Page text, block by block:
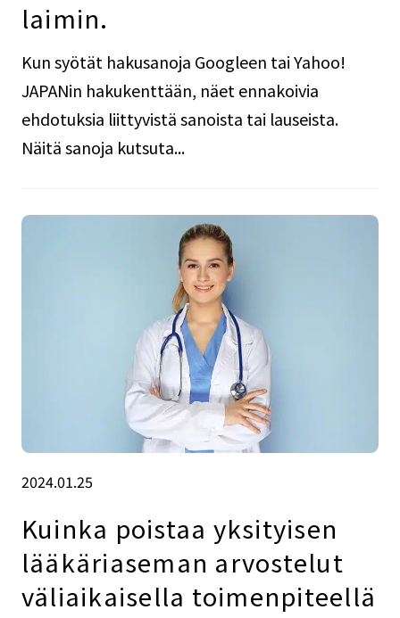
laimin.
Kun syötät hakusanoja Googleen tai Yahoo!
JAPANin hakukenttään, näet ennakoivia
ehdotuksia liittyvistä sanoista tai lauseista.
Näitä sanoja kutsuta...
2024.01.25
Kuinka poistaa yksityisen
lääkäriaseman arvostelut
väliaikaisella toimenpiteellä